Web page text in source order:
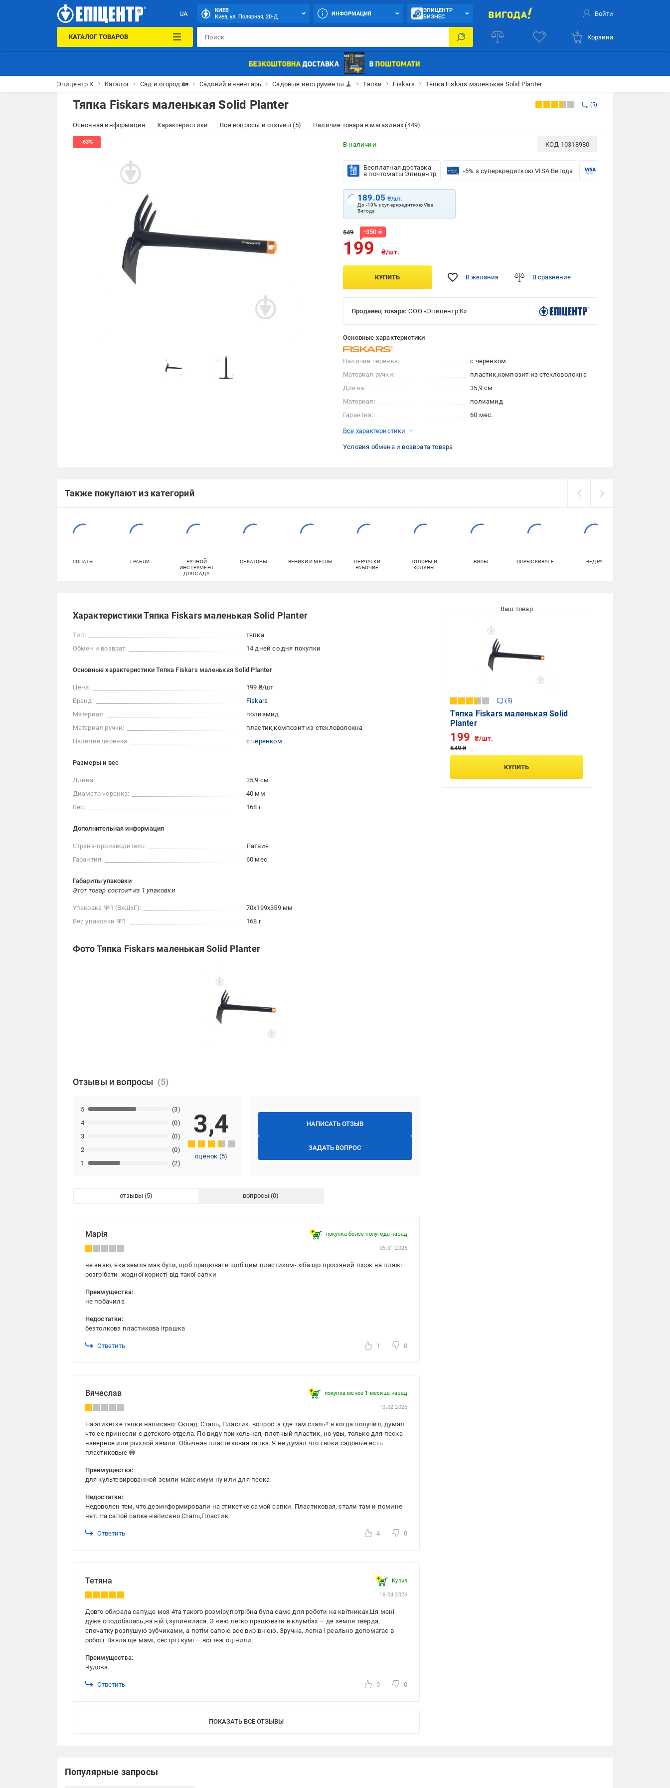
UA
КИЕВ
Киев, ул. Полярная, 20-Д
ИНФОРМАЦИЯ
ЭПИЦЕНТР
БИЗНЕС
Войти
КАТАЛОГ ТОВАРОВ Корзина
Эпицентр К Каталог Сад и огород 🏡 Садовий инвентарь Садовые инструменты 🧹 Тяпки Fiskars Тяпка Fiskars маленькая Solid Planter
Тяпка Fiskars маленькая Solid Planter 5
Основная информация Характеристики Все вопросы и отзывы (5) Наличие товара в магазинах (449)
В наличии КОД 10318980
Бесплатная доставка
в почтоматы Эпицентр
-5% з суперкредиткою VISA Вигода
189.05₴/шт.
До -10% з суперкредиткою Visa
Вигода
549 -350 ₴
199 ₴/шт.
КУПИТЬ В желания В сравнение
Продавец товара: ООО «Эпицентр К»
Основные характеристики
Наличие черенка:
с черенком
Материал ручки:
пластик композит из стекловолокна
Длина:
35,9 см
Материал:
полиамид
Гарантия:
60 мес.
Все характеристики
Условия обмена и возврата товара
Также покупают из категорий
ЛОПАТЫ ГРАБЛИ
РУЧНОЙ
ИНСТРУМЕНТ
ДЛЯ САДА
СЕКАТОРЫ ВЕНИКИ И МЕТЛЫ
ПЕРЧАТКИ
РАБОЧИЕ
ТОПОРЫ И
КОЛУНЫ
ВИЛЫ ОПРЫСКИВАТЕЛИ ВЕДРА
Характеристики Тяпка Fiskars маленькая Solid Planter
Тип:
тяпка
Обмен и возврат:
14 дней со дня покупки
Основные характеристики Тяпка Fiskars маленькая Solid Planter
Цена:
199 ₴/шт.
Бренд:
Fiskars
Материал:
полиамид
Материал ручки:
пластик композит из стекловолокна
Наличие черенка:
с черенком
Размеры и вес
Длина:
35,9 см
Диаметр черенка:
40 мм
Вес:
168 г
Дополнительная информация
Страна-производитель:
Латвия
Гарантия:
60 мес.
Габариты упаковки
Этот товар состоит из 1 упаковки
Упаковка №1 (ВхШхГ):
70x199x359 мм
Вес упаковки №1:
168 г
Фото Тяпка Fiskars маленькая Solid Planter
Отзывы и вопросы
НАПИСАТЬ ОТЗЫВ
ЗАДАТЬ ВОПРОС
1 (2)
2 (0)
3 (0)
4 (0)
5 (3)
3,4
оценок (5)
отзывы вопросы
Марія покупка более полугода назад
06.01.2026
не знаю, яка земля має бути, щоб працювати щоб цим пластиком- хіба що просіяний пісок на пляжі
розгрібати. жодної користі від такої сапки
Преимущества:
не побачила
Недостатки:
безтолкова пластикова іграшка
Ответить 1 0
Вячеслав покупка менее 1 месяца назад
10.02.2025
На этикетке тяпки написано: Склад: Сталь, Пластик. вопрос: а где там сталь? я когда получил, думал
что ее принесли с детского отдела. По виду прикольная, плотный пластик, но увы, только для песка
наверное или рыхлой земли. Обычная пластиковая тяпка. Я не думал что тяпки садовые есть
пластиковые 😁
Преимущества:
для культевированной земли максимум ну или для песка
Недостатки:
Недоволен тем, что дезинформировали на этикетке самой сапки. Пластиковая, стали там и помине
нет. На сапой сапке написано Сталь,Пластик
Ответить 4 0
Тетяна Купил
16.04.2026
Довго обирала сапу,це моя 4та такого розміру,потрібна була саме для роботи на квітниках.Ця мені
дуже сподобалась,на ній і,зупинилася. З нею легко працювати в клумбах — де земля тверда,
спочатку розпушую зубчиками, а потім сапою все вирівнюю. Зручна, легка і реально допомагає в
роботі. Взяла ще мамі, сестрі і кумі — всі теж оцінили.
Преимущества:
Чудова
Ответить 0 0
ПОКАЗАТЬ ВСЕ ОТЗЫВЫ
5
Тяпка Fiskars маленькая Solid
Planter
549 ₴
199 ₴/шт.
КУПИТЬ
Популярные запросы